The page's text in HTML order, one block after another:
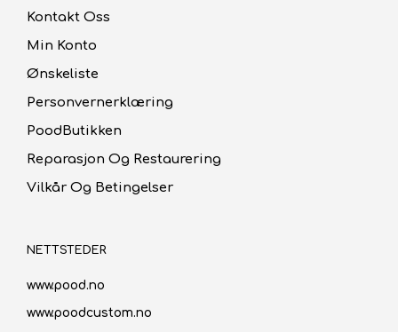
Kontakt Oss
Min Konto
Ønskeliste
Personvernerklæring
PoodButikken
Reparasjon Og Restaurering
Vilkår Og Betingelser
NETTSTEDER
www.pood.no
www.poodcustom.no